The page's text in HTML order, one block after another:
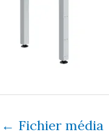
← Fichier média